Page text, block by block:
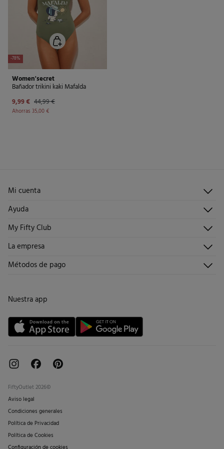
-78%
Women'secret
Bañador trikini kaki Mafalda
9,99 € 44,99 €
Ahorras 35,00 €
Mi cuenta
Iniciar sesión
Registrarme
Direcciones de envío
Hazte socio
Ayuda
Atención al cliente
Envíanos un email
Preguntas frecuentes
Promociones vigentes
Condiciones tarjeta abono
Tarjeta regalo online
My Fifty Club
Descúbrelo
¡Únete!
La empresa
¿Quiénes somos?
Trabaja con nosotros
Métodos de pago
Nuestra app
FiftyOutlet 2026©
Aviso legal
Condiciones generales
Política de Privacidad
Política de Cookies